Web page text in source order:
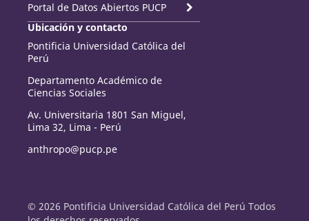
Portal de Datos Abiertos PUCP
Ubicación y contacto
Pontificia Universidad Católica del
Perú
Departamento Académico de
Ciencias Sociales
Av. Universitaria 1801 San Miguel,
Lima 32, Lima - Perú
anthropo@pucp.pe
© 2026 Pontificia Universidad Católica del Perú Todos